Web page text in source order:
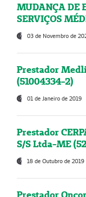
MUDANÇA DE
SERVIÇOS
03 de Novembro de
Prestador
(51004334-2)
01 de Janeiro de 2019
Prestador
S/S Ltda-ME
18 de Outubro de 2019
Prestador